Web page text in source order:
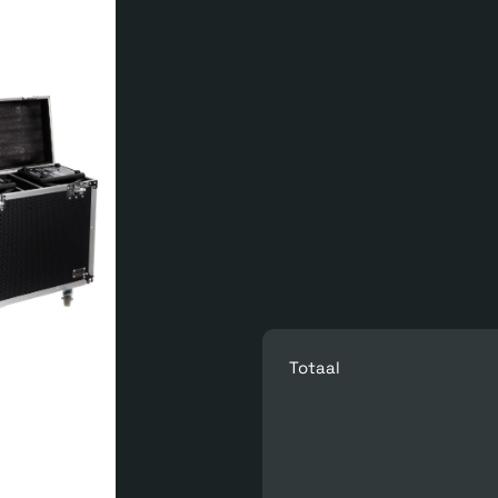
Totaal